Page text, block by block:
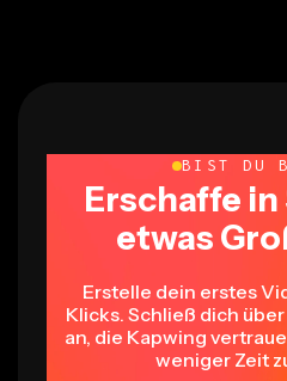
Erschaffe in
etwas
Klicks. Schließ dich
an, die Kapwing
weniger Zeit